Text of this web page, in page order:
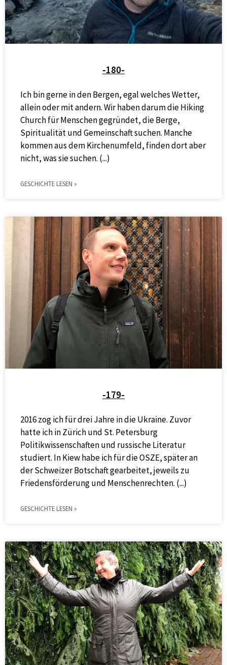
-180-
Ich bin gerne in den Bergen, egal welches Wetter,
allein oder mit andern. Wir haben darum die Hiking
Church für Menschen gegründet, die Berge,
Spiritualität und Gemeinschaft suchen. Manche
kommen aus dem Kirchenumfeld, finden dort aber
nicht, was sie suchen.
GESCHICHTE LESEN »
-179-
2016 zog ich für drei Jahre in die Ukraine. Zuvor
hatte ich in Zürich und St. Petersburg
Politikwissenschaften und russische Literatur
studiert. In Kiew habe ich für die OSZE, später an
der Schweizer Botschaft gearbeitet, jeweils zu
Friedensförderung und Menschenrechten.
GESCHICHTE LESEN »